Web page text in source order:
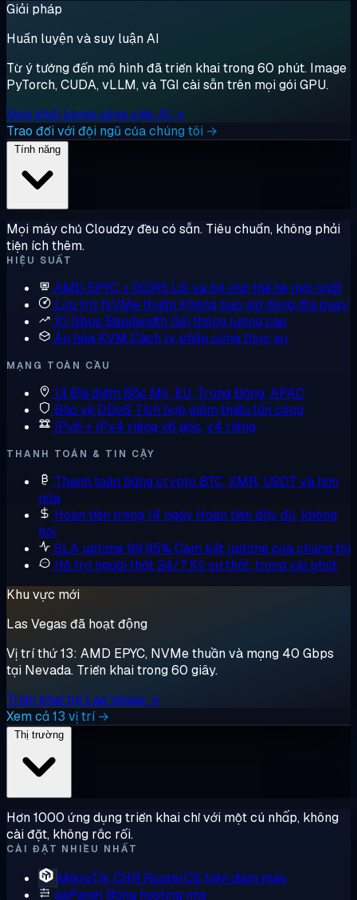
Giải pháp
Huấn luyện và suy luận AI
Từ ý tưởng đến mô hình đã triển khai trong 60 phút. Image
PyTorch, CUDA, vLLM, và TGI cài sẵn trên mọi gói GPU.
Xem khối lượng công việc AI →
Trao đổi với đội ngũ của chúng tôi →
Mọi máy chủ Cloudzy đều có sẵn. Tiêu chuẩn, không phải
tiện ích thêm.
HIỆU SUẤT
AMD EPYC + DDR5 Lõi và bộ nhớ thế hệ mới nhất
Lưu trữ NVMe thuần Không bao giờ dùng đĩa quay
10 Gbps Bandwidth Gói thông lượng cao
Ảo hóa KVM Cách ly phần cứng thực sự
MẠNG TOÀN CẦU
13 Địa điểm Bắc Mỹ, EU, Trung Đông, APAC
Bảo vệ DDoS Tích hợp giảm thiểu tấn công
IPv6 + IPv4 riêng v6 gốc, v4 riêng
THANH TOÁN & TIN CẬY
Thanh toán bằng crypto BTC, XMR, USDT và hơn
nữa
Hoàn tiền trong 14 ngày Hoàn tiền đầy đủ, không
hỏi
SLA uptime 99,95% Cam kết uptime của chúng tôi
Hỗ trợ người thật 24/7 Kỹ sư thật, trong vài phút
Khu vực mới
Las Vegas đã hoạt động
Vị trí thứ 13: AMD EPYC, NVMe thuần và mạng 40 Gbps
tại Nevada. Triển khai trong 60 giây.
Triển khai tại Las Vegas →
Xem cả 13 vị trí →
Hơn 1000 ứng dụng triển khai chỉ với một cú nhấp, không
cài đặt, không rắc rối.
CÀI ĐẶT NHIỀU NHẤT
MikroTik CHR RouterOS trên đám mây
aaPanel Bảng hosting nhẹ